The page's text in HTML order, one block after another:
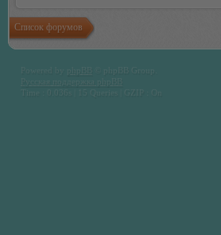
Список форумов
Time : 0.036s | 15 Queries | GZIP : On